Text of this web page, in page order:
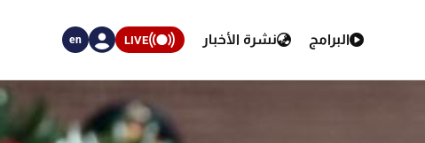
البرامج نشرة الأخبار LIVE
en